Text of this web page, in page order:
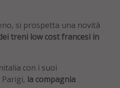
si prospetta una novità
treni low cost francesi in
con i suoi
la compagnia